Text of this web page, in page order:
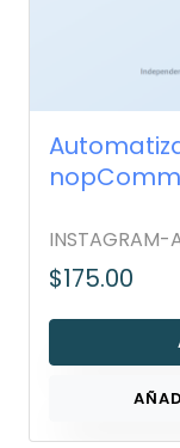
INSTAGRAM-
$175.00